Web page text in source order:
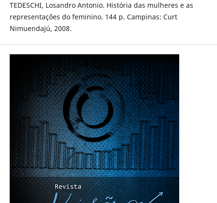
TEDESCHI, Losandro Antonio. História das mulheres e as
representações do feminino. 144 p. Campinas: Curt
Nimuendajú, 2008.